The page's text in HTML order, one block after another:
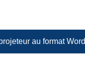
au format Word